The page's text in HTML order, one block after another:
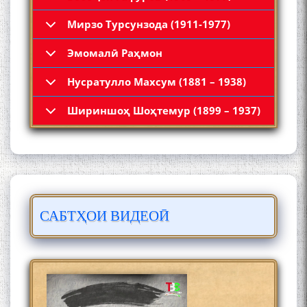
Мирзо Турсунзода (1911-1977)
Эмомалӣ Раҳмон
Нусратулло Махсум (1881 – 1938)
Шириншоҳ Шоҳтемур (1899 – 1937)
САБТҲОИ ВИДЕОӢ
Қадамҷо: Муҳаммадҷон
Раҳимӣ
ЛОҲУТӢ - ФИЛМИ
МУСТАНАД